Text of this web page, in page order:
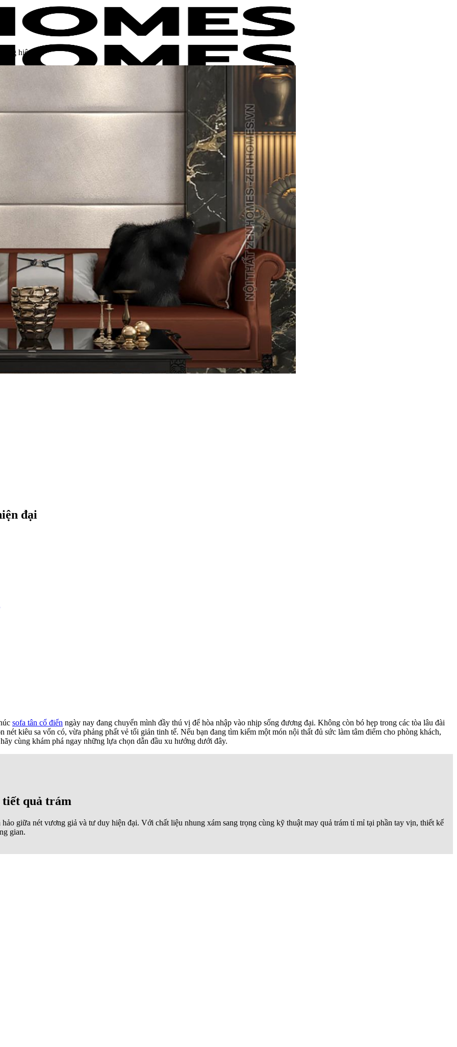
hiện đại
đại
sofa tân cổ điển ngày nay đang chuyển mình đầy thú vị để hòa nhập vào nhịp sống đương đại. Không còn bó hẹp trong các tòa lâu đài
kiêu sa vốn có, vừa phảng phất vẻ tối giản tinh tế. Nếu bạn đang tìm kiếm một món nội thất đủ sức làm tâm điểm cho phòng khách,
cùng khám phá ngay những lựa chọn dẫn đầu xu hướng dưới đây.
tiết quả trám
giữa nét vương giả và tư duy hiện đại. Với chất liệu nhung xám sang trọng cùng kỹ thuật may quả trám tỉ mỉ tại phần tay vịn, thiết kế
gian.